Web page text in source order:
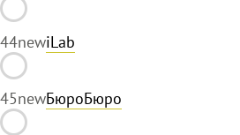
44newiLab
45newБюроБюро